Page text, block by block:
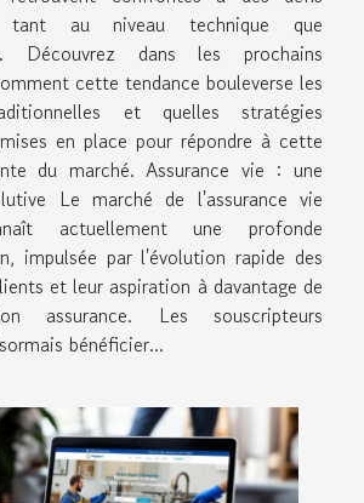
tant au niveau technique que
Découvrez dans les prochains
cette tendance bouleverse les
et quelles stratégies
en place pour répondre à cette
du marché. Assurance vie : une
Le marché de l'assurance vie
actuellement une profonde
impulsée par l'évolution rapide des
et leur aspiration à davantage de
assurance. Les souscripteurs
bénéficier...